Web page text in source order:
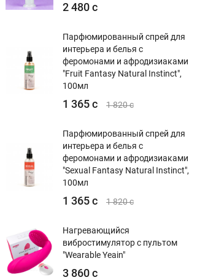
2 480 с
Парфюмированный спрей для
интерьера и белья с
феромонами и афродизиаками
"Fruit Fantasy Natural Instinct",
100мл
1 365 с 1 820 с
Парфюмированный спрей для
интерьера и белья с
феромонами и афродизиаками
"Sexual Fantasy Natural Instinct",
100мл
1 365 с 1 820 с
Нагревающийся
вибростимулятор с пультом
"Wearable Yeain"
3 860 с